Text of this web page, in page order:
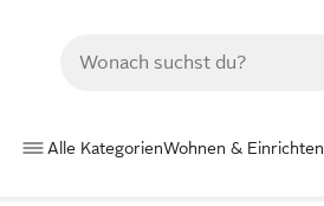
Alle KategorienWohnen & Einrichten